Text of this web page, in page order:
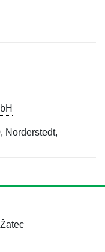
Norderstedt,